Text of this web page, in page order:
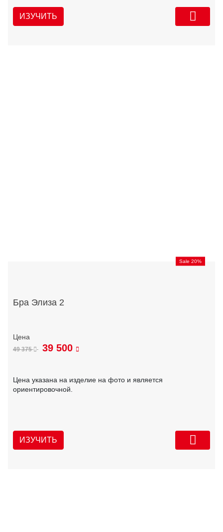
ИЗУЧИТЬ
Sale 20%
Бра Элиза 2
49 375 39 500
Цена указана на изделие на фото и является
ориентировочной.
ИЗУЧИТЬ